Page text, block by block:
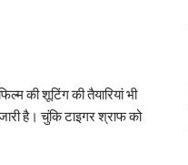
की शूटिंग की तैयारियां भी
है। चुंकि टाइगर श्राफ को